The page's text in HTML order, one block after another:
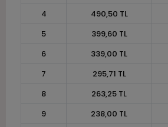
4
490,50 TL
5
399,60 TL
6
339,00 TL
7
295,71 TL
8
263,25 TL
9
238,00 TL